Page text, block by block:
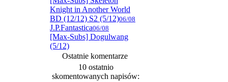
Knight in Another World
BD (12/12) S2 (5/12)06/08
J.P.Fantastica06/08
[Max-Subs] Dogulwang
(5/12)
Ostatnie komentarze
10 ostatnio
skomentowanych napisów: